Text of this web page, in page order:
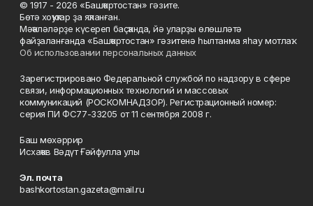
© 1917 - 2026 «Башҡортостан» гәзите.
Бөтә хоҡуҡтар ҙа яҡланған.
Мәҡәләләрҙе күсереп баҫҡанда, йә уларҙы өлөшләтә
файҙаланғанда «Башҡортостан» гәзитенә һылтанма яһау мотлаҡ.
Об использовании персональных данных
Зарегистрировано Федеральной службой по надзору в сфере
связи, информационных технологий и массовых
коммуникаций (РОСКОМНАДЗОР). Регистрационный номер:
серия ПИ ФС77-33205 от 11 сентября 2008 г.
Баш мөхәррир
Исхаҡов Вәдүт Ғәйфулла улы
Эл. почта
bashkortostan.gazeta@mail.ru